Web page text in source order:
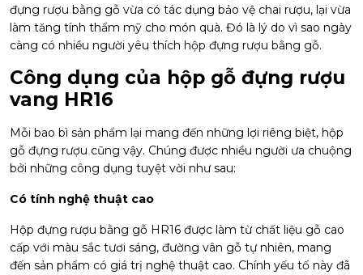
đựng rượu bằng gỗ vừa có tác dụng bảo vệ chai rượu, lại vừa
làm tăng tính thẩm mỹ cho món quà. Đó là lý do vì sao ngày
càng có nhiều người yêu thích hộp đựng rượu bằng gỗ.
Công dụng của hộp gỗ đựng rượu
vang HR16
Mỗi bao bì sản phẩm lại mang đến những lợi riêng biệt, hộp
gỗ đựng rượu cũng vậy. Chúng được nhiều người ưa chuộng
bởi những công dụng tuyệt vời như sau:
Có tính nghệ thuật cao
Hộp đựng rượu bằng gỗ HR16 được làm từ chất liệu gỗ cao
cấp với màu sắc tươi sáng, đường vân gỗ tự nhiên, mang
đến sản phẩm có giá trị nghệ thuật cao. Chính yếu tố này đã